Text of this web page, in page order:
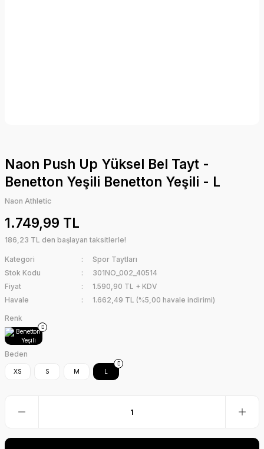
Naon Push Up Yüksel Bel Tayt -
Benetton Yeşili Benetton Yeşili - L
Naon Athletic
1.749,99 TL
186,23 TL den başlayan taksitlerle!
Kategori
Spor Taytları
Stok Kodu
301NO_002_40514
Fiyat
1.590,90 TL + KDV
Havale
1.662,49 TL (%5,00 havale indirimi)
Renk
Beden
XS S M L